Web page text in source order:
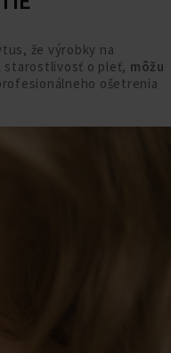
že výrobky na
starostlivosť o pleť, môžu
ošetrenia